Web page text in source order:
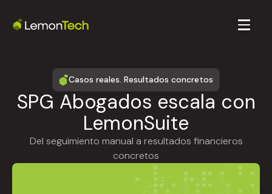
Casos reales. Resultados concretos
SPG Abogados escala con
LemonSuite
Del seguimiento manual a resultados financieros
concretos